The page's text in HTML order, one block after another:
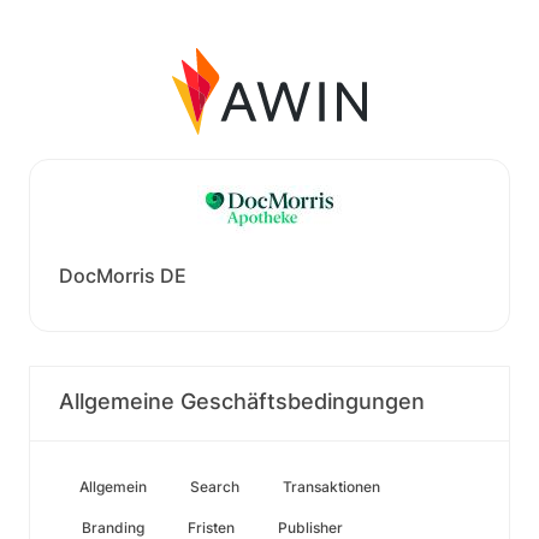
DocMorris DE
Allgemeine Geschäftsbedingungen
Allgemein Search Transaktionen
Branding Fristen Publisher